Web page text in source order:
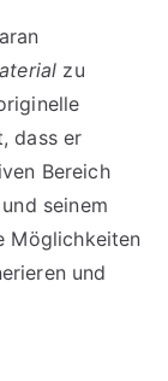
zu
dass er
Bereich
seinem
Möglichkeiten
und